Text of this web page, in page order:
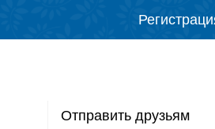
Отправить друзьям